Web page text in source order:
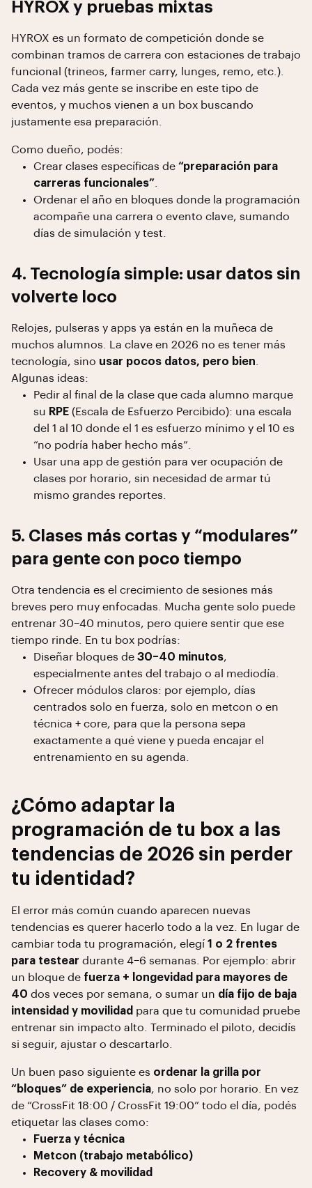
HYROX y pruebas mixtas
HYROX es un formato de competición donde se
combinan tramos de carrera con estaciones de trabajo
funcional (trineos, farmer carry, lunges, remo, etc.).
Cada vez más gente se inscribe en este tipo de
eventos, y muchos vienen a un box buscando
justamente esa preparación.
Como dueño, podés:
Crear clases específicas de “preparación para
carreras funcionales”
Ordenar el año en bloques donde la programación
acompañe una carrera o evento clave, sumando
días de simulación y test.
4. Tecnología simple: usar datos sin
volverte loco
Relojes, pulseras y apps ya están en la muñeca de
muchos alumnos. La clave en 2026 no es tener más
tecnología, sino usar pocos datos, pero bien
Algunas ideas:
Pedir al final de la clase que cada alumno marque
su RPE (Escala de Esfuerzo Percibido): una escala
del 1 al 10 donde el 1 es esfuerzo mínimo y el 10 es
“no podría haber hecho más”.
Usar una app de gestión para ver ocupación de
clases por horario, sin necesidad de armar tú
mismo grandes reportes.
5. Clases más cortas y “modulares”
para gente con poco tiempo
Otra tendencia es el crecimiento de sesiones más
breves pero muy enfocadas. Mucha gente solo puede
entrenar 30–40 minutos, pero quiere sentir que ese
tiempo rinde. En tu box podrías:
Diseñar bloques de 30–40 minutos,
especialmente antes del trabajo o al mediodía.
Ofrecer módulos claros: por ejemplo, días
centrados solo en fuerza, solo en metcon o en
técnica + core, para que la persona sepa
exactamente a qué viene y pueda encajar el
entrenamiento en su agenda.
¿Cómo adaptar la
programación de tu box a las
tendencias de 2026 sin perder
tu identidad?
El error más común cuando aparecen nuevas
tendencias es querer hacerlo todo a la vez. En lugar de
cambiar toda tu programación, elegí 1 o 2 frentes
para testear durante 4–6 semanas. Por ejemplo: abrir
un bloque de fuerza + longevidad para mayores de
40 dos veces por semana, o sumar un día fijo de baja
intensidad y movilidad para que tu comunidad pruebe
entrenar sin impacto alto. Terminado el piloto, decidís
si seguir, ajustar o descartarlo.
Un buen paso siguiente es ordenar la grilla por
“bloques” de experiencia, no solo por horario. En vez
de “CrossFit 18:00 / CrossFit 19:00” todo el día, podés
etiquetar las clases como:
Fuerza y técnica
Metcon (trabajo metabólico)
Recovery & movilidad